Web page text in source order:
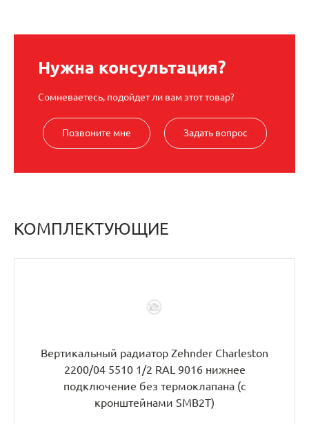
Нужна консультация?
Сомневаетесь, подойдет ли вам этот товар?
Позвоните мне Задать вопрос
КОМПЛЕКТУЮЩИЕ
Вертикальный радиатор Zehnder Charleston
2200/04 5510 1/2 RAL 9016 нижнее
подключение без термоклапана (с
кронштейнами SMB2T)